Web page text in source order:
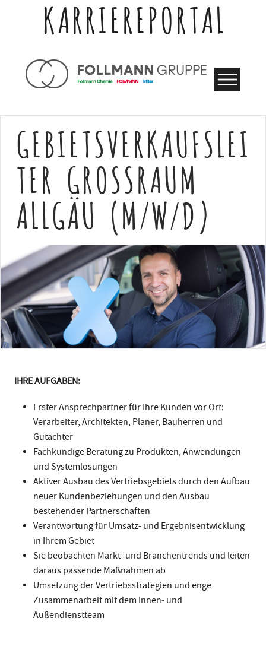
KARRIEREPORTAL
GEBIETSVERKAUFSLEI
TER GROSSRAUM A
LLGÄU (M/W/D)
IHRE AUFGABEN:
Erster Ansprechpartner für Ihre Kunden vor Ort:
Verarbeiter, Architekten, Planer, Bauherren und
Gutachter
Fachkundige Beratung zu Produkten, Anwendungen
und Systemlösungen
Aktiver Ausbau des Vertriebsgebiets durch den Aufbau
neuer Kundenbeziehungen und den Ausbau
bestehender Partnerschaften
Verantwortung für Umsatz- und Ergebnisentwicklung
in Ihrem Gebiet
Sie beobachten Markt- und Branchentrends und leiten
daraus passende Maßnahmen ab
Umsetzung der Vertriebsstrategien und enge
Zusammenarbeit mit dem Innen- und
Außendienstteam